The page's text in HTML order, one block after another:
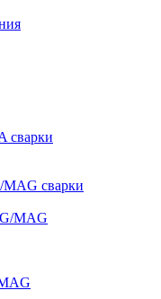
сварки
MAG сварки
MAG